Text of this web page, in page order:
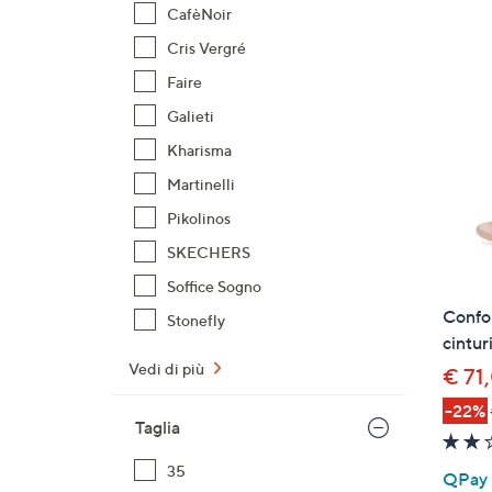
prodotti CafèNoir
Cris Vergré
Faire
Galieti
Kharisma
Martinelli
Pikolinos
SKECHERS
Soffice Sogno
Stonefly
Vedi di più
Taglia
35
€
-22%
QPay